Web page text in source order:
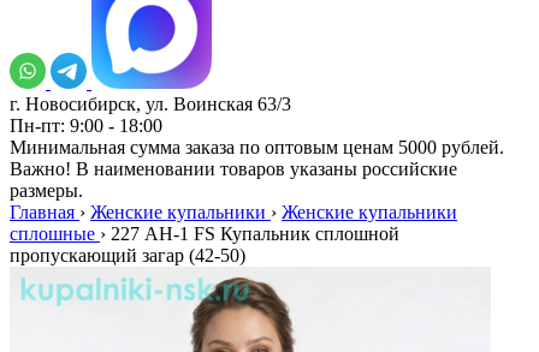
г. Новосибирск, ул. Воинская 63/3
Пн-пт: 9:00 - 18:00
Минимальная сумма заказа по оптовым ценам 5000 рублей.
Важно! В наименовании товаров указаны российские
размеры.
Главная › Женские купальники › Женские купальники
сплошные › 227 AH-1 FS Купальник сплошной
пропускающий загар (42-50)